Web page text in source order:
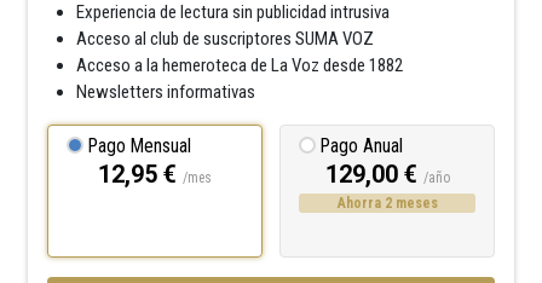
Experiencia de lectura sin publicidad intrusiva
Acceso al club de suscriptores SUMA VOZ
Acceso a la hemeroteca de La Voz desde 1882
Newsletters informativas
Pago Mensual
12,95 € /mes
Pago Anual
129,00 € /año
Ahorra 2 meses